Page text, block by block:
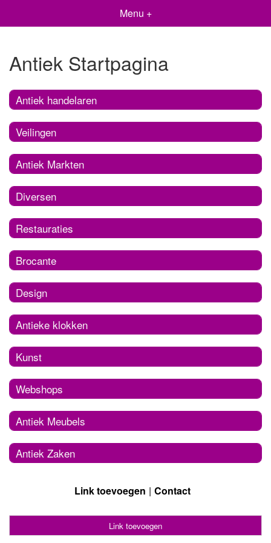
Menu +
Antiek Startpagina
Antiek handelaren
Veilingen
Antiek Markten
Diversen
Restauraties
Brocante
Design
Antieke klokken
Kunst
Webshops
Antiek Meubels
Antiek Zaken
Link toevoegen Contact
Link toevoegen